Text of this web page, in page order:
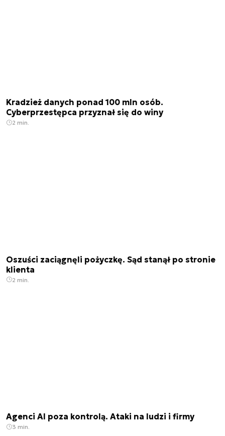
Kradzież danych ponad 100 mln osób.
Cyberprzestępca przyznał się do winy
2 min.
Oszuści zaciągnęli pożyczkę. Sąd stanął po stronie
klienta
2 min.
Agenci AI poza kontrolą. Ataki na ludzi i firmy
3 min.